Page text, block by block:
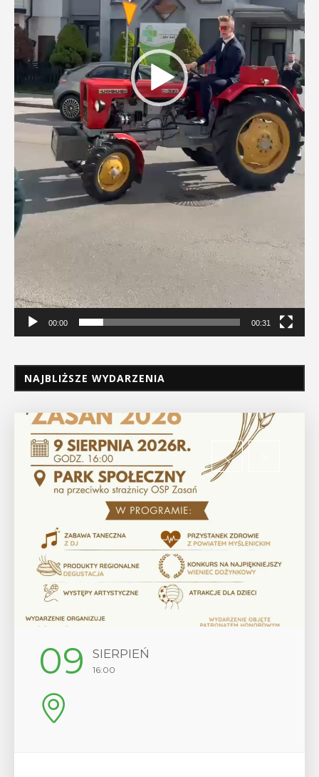
00:00 00:31
NAJBLIŻSZE WYDARZENIA
12 SIERPIEŃ
17:00